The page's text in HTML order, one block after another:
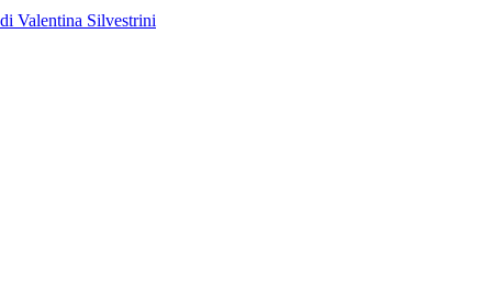
di Valentina Silvestrini